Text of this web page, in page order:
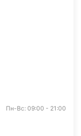
Пн-Вс: 09:00 - 21:00